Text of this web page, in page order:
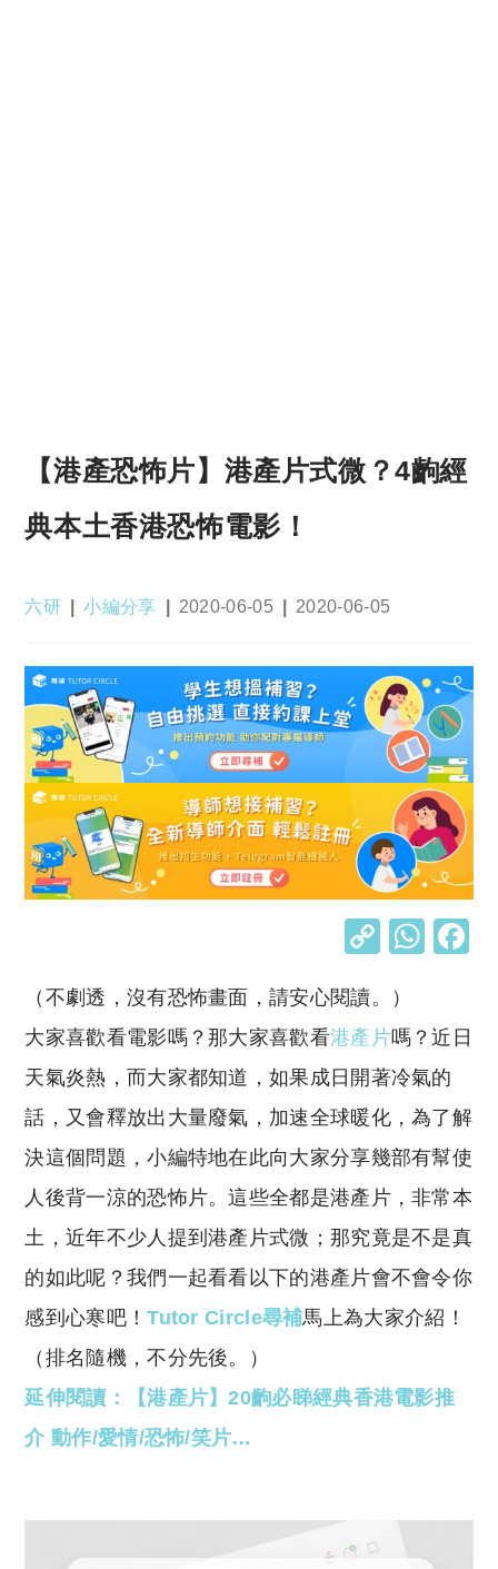
【港產恐怖片】港產片式微？4齣經
典本土香港恐怖電影！
Post
六研
Post
小編分享
Post
2020-06-05
Post
2020-06-05
C
p
y
Li
n
k
W
s
A
p
p
（不劇透，沒有恐怖畫面，請安心閱讀。）
大家喜歡看電影嗎？那大家喜歡看港產片嗎？近日
天氣炎熱，而大家都知道，如果成日開著冷氣的
話，又會釋放出大量廢氣，加速全球暖化，為了解
決這個問題，小編特地在此向大家分享幾部有幫使
人後背一涼的恐怖片。這些全都是港產片，非常本
土，近年不少人提到港產片式微；那究竟是不是真
的如此呢？我們一起看看以下的港產片會不會令你
感到心寒吧！Tutor Circle尋補馬上為大家介紹！
（排名隨機，不分先後。）
延伸閱讀：【港產片】20齣必睇經典香港電影推
介 動作/愛情/恐怖/笑片…